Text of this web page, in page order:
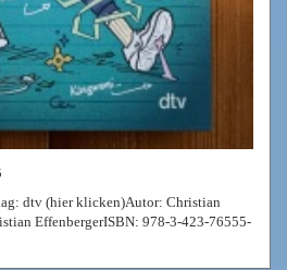
dtv (hier klicken)Autor: Christian
EffenbergerISBN: 978-3-423-76555-